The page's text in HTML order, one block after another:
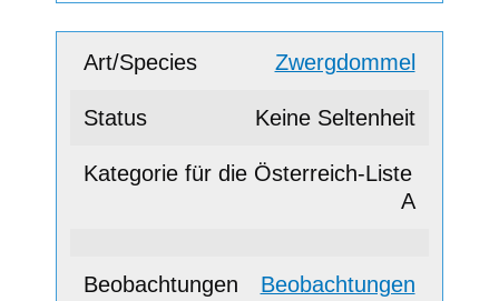
Zwergdommel
Keine Seltenheit
A
Beobachtungen